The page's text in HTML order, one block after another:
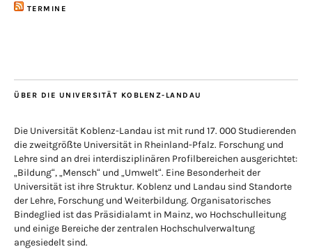
TERMINE
ÜBER DIE UNIVERSITÄT KOBLENZ-LANDAU
Die Universität Koblenz-Landau ist mit rund 17. 000 Studierenden
die zweitgrößte Universität in Rheinland-Pfalz. Forschung und
Lehre sind an drei interdisziplinären Profilbereichen ausgerichtet:
„Bildung“, „Mensch“ und „Umwelt“. Eine Besonderheit der
Universität ist ihre Struktur. Koblenz und Landau sind Standorte
der Lehre, Forschung und Weiterbildung. Organisatorisches
Bindeglied ist das Präsidialamt in Mainz, wo Hochschulleitung
und einige Bereiche der zentralen Hochschulverwaltung
angesiedelt sind.